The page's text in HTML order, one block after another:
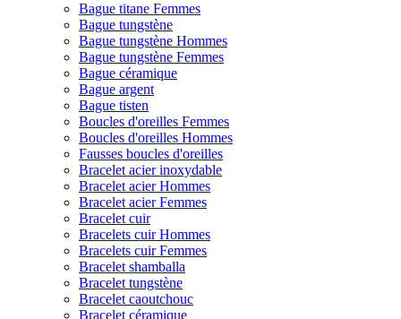
Bague titane Femmes
Bague tungstène
Bague tungstène Hommes
Bague tungstène Femmes
Bague céramique
Bague argent
Bague tisten
Boucles d'oreilles Femmes
Boucles d'oreilles Hommes
Fausses boucles d'oreilles
Bracelet acier inoxydable
Bracelet acier Hommes
Bracelet acier Femmes
Bracelet cuir
Bracelets cuir Hommes
Bracelets cuir Femmes
Bracelet shamballa
Bracelet tungstène
Bracelet caoutchouc
Bracelet céramique